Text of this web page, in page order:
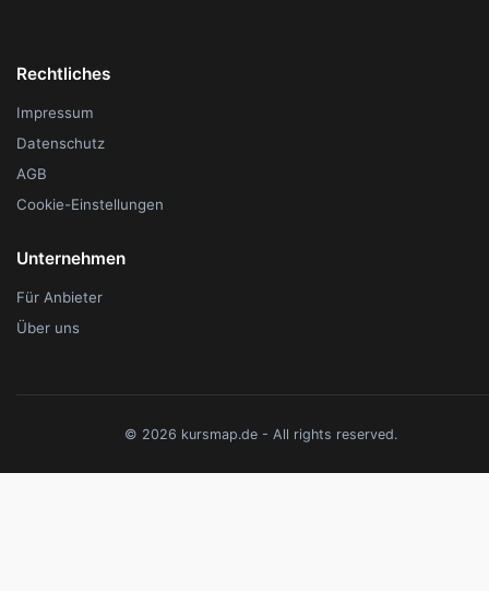
Rechtliches
Impressum
Datenschutz
AGB
Cookie-Einstellungen
Unternehmen
Für Anbieter
Über uns
© 2026 kursmap.de - All rights reserved.